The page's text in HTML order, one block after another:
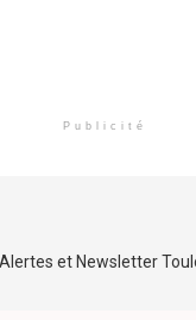
Publicité
et Newsletter